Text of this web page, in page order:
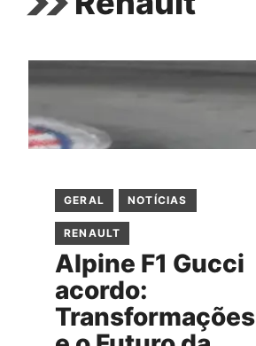
GERAL NOTÍCIAS
RENAULT
Alpine F1 Gucci
acordo:
Transformações